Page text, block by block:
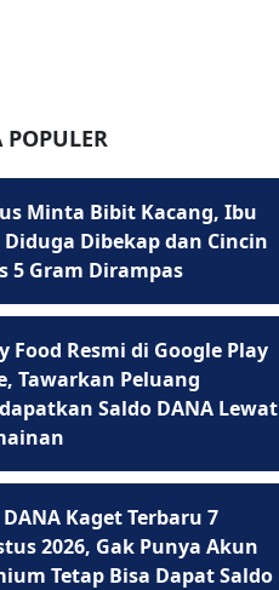
POPULER
Minta Bibit Kacang, Ibu
Dibekap dan Cincin
5 Gram Dirampas
Food Resmi di Google Play
Tawarkan Peluang
Saldo DANA Lewat
Kaget Terbaru 7
2026, Gak Punya Akun
Tetap Bisa Dapat Saldo